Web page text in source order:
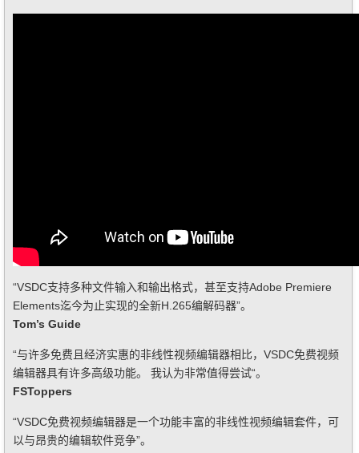
“VSDC支持多种文件输入和输出格式，甚至支持Adobe Premiere
Elements迄今为止实现的全新H.265编解码器”。
Tom’s Guide
“与许多免费且经济实惠的非线性视频编辑器相比，VSDC免费视频
编辑器具有许多高级功能。 我认为非常值得尝试“。
FSToppers
“VSDC免费视频编辑器是一个功能丰富的非线性视频编辑套件，可
以与昂贵的编辑软件竞争”。